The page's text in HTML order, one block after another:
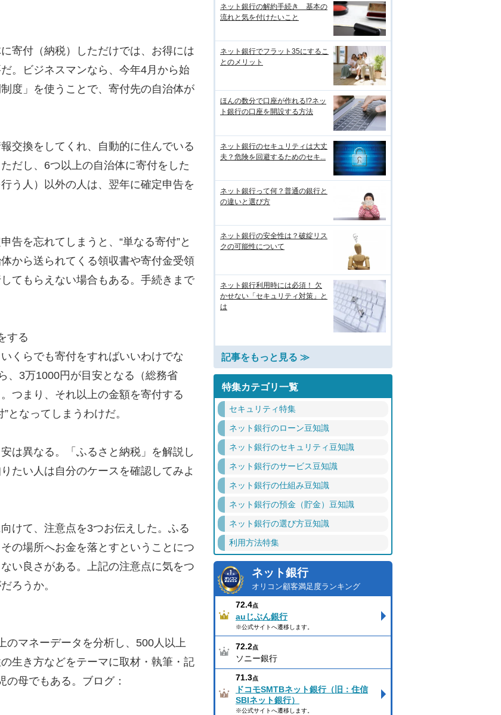
寄付（納税）しただけでは、お得には
。ビジネスマンなら、今年4月から始
度」を使うことで、寄付先の自治体が
交換をしてくれ、自動的に住んでいる
だし、6つ以上の自治体に寄付をした
う人）以外の人は、翌年に確定申告を
を忘れてしまうと、“単なる寄付”と
から送られてくる領収書や寄付金受領
てもらえない場合もある。手続きまで
する
くらでも寄付をすればいいわけでな
、3万1000円が目安となる（総務省
つまり、それ以上の金額を寄付する
となってしまうわけだ。
は異なる。「ふるさと納税」を解説し
たい人は自分のケースを確認してみよ
けて、注意点を3つお伝えした。ふる
の場所へお金を落とすということにつ
い良さがある。上記の注意点に気をつ
ろうか。
のマネーデータを分析し、500人以上
生き方などをテーマに取材・執筆・記
母でもある。ブログ：
ネット銀行の解約手続き 基本の
流れと気を付けたいこと
ネット銀行でフラット35にするこ
とのメリット
ほんの数分で口座が作れる!?ネッ
ト銀行の口座を開設する方法
ネット銀行のセキュリティは大丈
夫？危険を回避するためのセキ...
ネット銀行って何？普通の銀行と
の違いと選び方
ネット銀行の安全性は？破綻リス
クの可能性について
ネット銀行利用時には必須！ 欠
かせない「セキュリティ対策」と
は
記事をもっと見る ≫
特集カテゴリ一覧
セキュリティ特集
ネット銀行のローン豆知識
ネット銀行のセキュリティ豆知識
ネット銀行のサービス豆知識
ネット銀行の仕組み豆知識
ネット銀行の預金（貯金）豆知識
ネット銀行の選び方豆知識
利用方法特集
ネット銀行
オリコン顧客満足度ランキング
72.4点
auじぶん銀行
※公式サイトへ遷移します。
72.2点
ソニー銀行
71.3点
ドコモSMTBネット銀行（旧：住信
SBIネット銀行）
※公式サイトへ遷移します。